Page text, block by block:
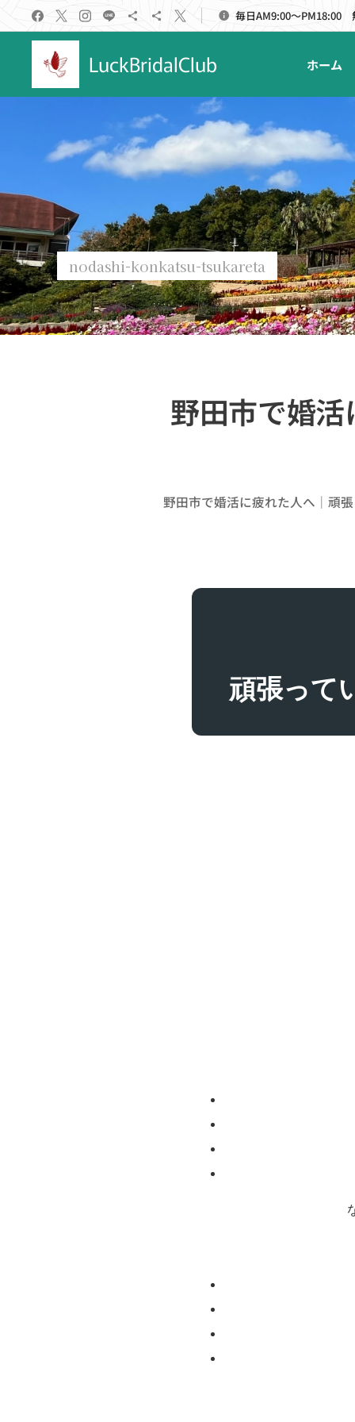
毎日AM9:00～PM18:00
LuckBridalClub ホーム
nodashi-konkatsu-tsukareta
野田市で婚
野田市で婚活に疲れた人へ｜頑
頑張って